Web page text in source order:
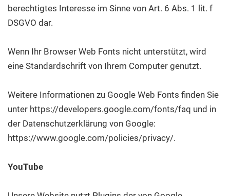
berechtigtes Interesse im Sinne von Art. 6 Abs. 1 lit. f
DSGVO dar.
Wenn Ihr Browser Web Fonts nicht unterstützt, wird
eine Standardschrift von Ihrem Computer genutzt.
Weitere Informationen zu Google Web Fonts finden Sie
unter https://developers.google.com/fonts/faq und in
der Datenschutzerklärung von Google:
https://www.google.com/policies/privacy/.
YouTube